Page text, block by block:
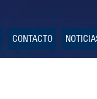
CONTACTO